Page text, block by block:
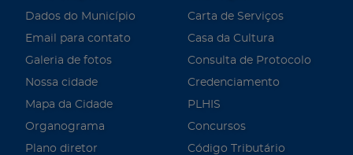
Dados do Município
Email para contato
Galeria de fotos
Nossa cidade
Mapa da Cidade
Organograma
Plano diretor
Carta de Serviços
Casa da Cultura
Consulta de Protocolo
Credenciamento
PLHIS
Concursos
Código Tributário